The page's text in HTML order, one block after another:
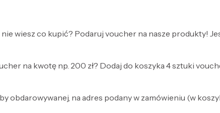
wiesz co kupić? Podaruj voucher na nasze produkty!
na kwotę np. 200 zł? Dodaj do koszyka 4 sztuki
obdarowywanej, na adres podany w zamówieniu (w